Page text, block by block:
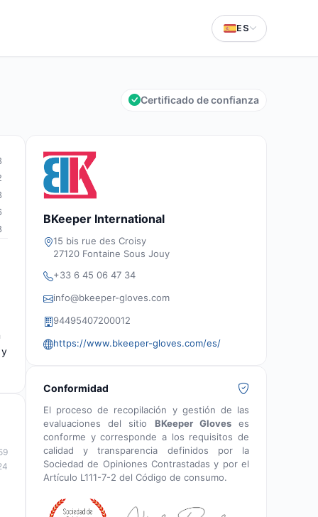
ES
Certificado de confianza
BKeeper International
15 bis rue des Croisy
27120 Fontaine Sous Jouy
+33 6 45 06 47 34
info@bkeeper-gloves.com
94495407200012
https://www.bkeeper-gloves.com/es/
Conformidad
El proceso de recopilación y gestión de las
evaluaciones del sitio BKeeper Gloveses
conforme y corresponde a los requisitos de
calidad y transparencia definidos por la
Sociedad de Opiniones Contrastadas y por el
Artículo L111-7-2 del Código de consumo.